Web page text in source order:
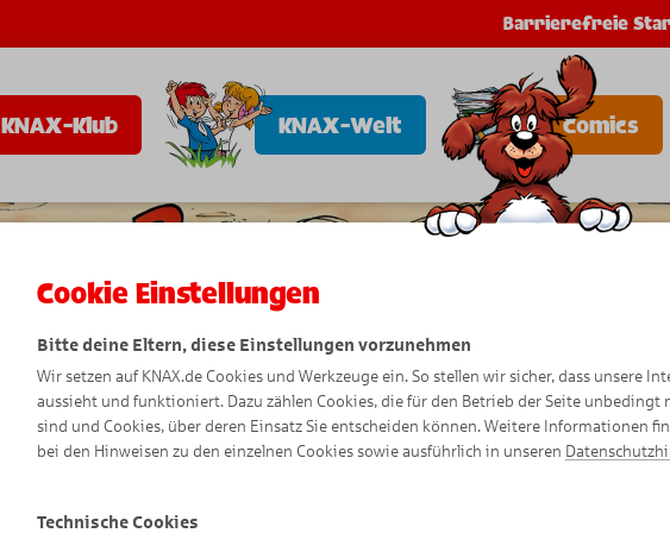
Barrierefreie
KNAX-Klub KNAX-Welt Comics
Cookie Einstellungen
Bitte deine Eltern, diese Einstellungen vorzunehmen
Wir setzen auf KNAX.de Cookies und Werkzeuge ein. So stellen wir sicher, dass unsere
aussieht und funktioniert. Dazu zählen Cookies, die für den Betrieb der Seite unbedingt
sind und Cookies, über deren Einsatz Sie entscheiden können. Weitere Informationen
bei den Hinweisen zu den einzelnen Cookies sowie ausführlich in unseren
Technische Cookies